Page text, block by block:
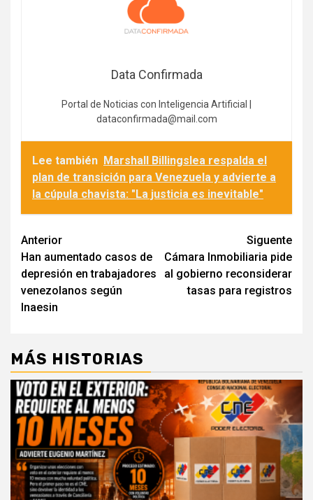
Data Confirmada
Portal de Noticias con Inteligencia Artificial |
dataconfirmada@mail.com
Lee también Marshall Billingslea respalda el
plan de transición para Venezuela y advierte a
la cúpula chavista: "La justicia es inevitable"
Navegación
de
entradas
Anterior
Han aumentado casos de
depresión en trabajadores
venezolanos según
Inaesin
Siguente
Cámara Inmobiliaria pide
al gobierno reconsiderar
tasas para registros
MÁS HISTORIAS